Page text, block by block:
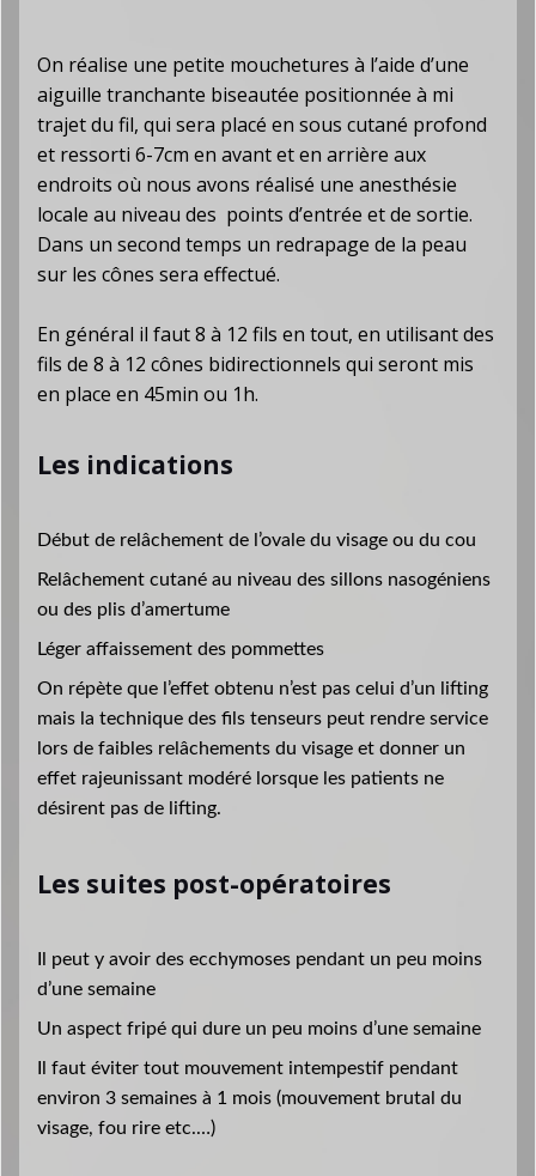
On réalise une petite mouchetures à l’aide d’une
aiguille tranchante biseautée positionnée à mi
trajet du fil, qui sera placé en sous cutané profond
et ressorti 6-7cm en avant et en arrière aux
endroits où nous avons réalisé une anesthésie
locale au niveau des points d’entrée et de sortie.
Dans un second temps un redrapage de la peau
sur les cônes sera effectué.
En général il faut 8 à 12 fils en tout, en utilisant des
fils de 8 à 12 cônes bidirectionnels qui seront mis
en place en 45min ou 1h.
Les indications
Début de relâchement de l’ovale du visage ou du cou
Relâchement cutané au niveau des sillons nasogéniens
ou des plis d’amertume
Léger affaissement des pommettes
On répète que l’effet obtenu n’est pas celui d’un lifting
mais la technique des fils tenseurs peut rendre service
lors de faibles relâchements du visage et donner un
effet rajeunissant modéré lorsque les patients ne
désirent pas de lifting.
Les suites post-opératoires
Il peut y avoir des ecchymoses pendant un peu moins
d’une semaine
Un aspect fripé qui dure un peu moins d’une semaine
Il faut éviter tout mouvement intempestif pendant
environ 3 semaines à 1 mois (mouvement brutal du
visage, fou rire etc.…)